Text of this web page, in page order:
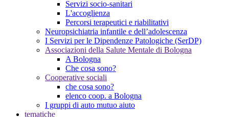
Servizi socio-sanitari
L'accoglienza
Percorsi terapeutici e riabilitativi
Neuropsichiatria infantile e dell’adolescenza
I Servizi per le Dipendenze Patologiche (SerDP)
Associazioni della Salute Mentale di Bologna
A Bologna
Che cosa sono?
Cooperative sociali
che cosa sono?
elenco coop. a Bologna
I gruppi di auto mutuo aiuto
tematiche